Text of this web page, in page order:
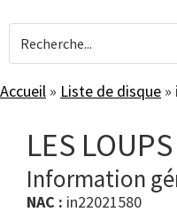
Accueil » Liste de disque »
LES
Information
NAC : in22021580